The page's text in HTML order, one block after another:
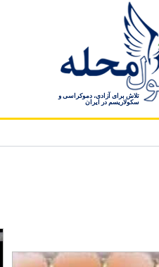
تلاش برای آزادی، دموکراسی و
سکولاریسم در ایران